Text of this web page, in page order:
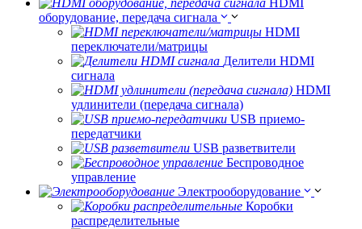
HDMI
оборудование, передача сигнала
HDMI
переключатели/матрицы
Делители HDMI
сигнала
HDMI
удлинители (передача сигнала)
USB приемо-
передатчики
USB разветвители
Беспроводное
управление
Электрооборудование
Коробки
распределительные